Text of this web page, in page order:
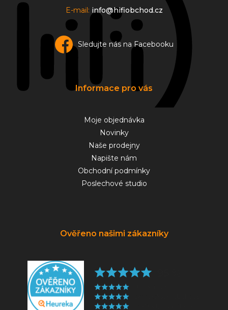
E-mail: info@hifiobchod.cz
Sledujte nás na Facebooku
Informace pro vás
Moje objednávka
Novinky
Naše prodejny
Napište nám
Obchodní podmínky
Poslechové studio
Ověřeno našimi zákazníky